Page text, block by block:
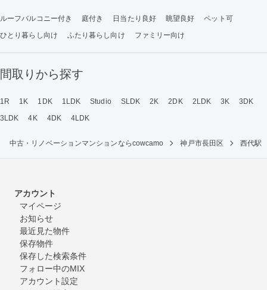
ルーフバルコニー付き 庭付き 日当たり良好 眺望良好
ペット可
ひとり暮らし向け
ふたり暮らし向け ファミリー向け
間取りから探す
1R 1K 1DK 1LDK Studio SLDK 2K 2DK 2LDK 3K
3DK
3LDK
4K 4DK 4LDK
中古・リノベーションマンションならcowcamo 神戸市長田区 西代駅
アカウント
マイページ
お知らせ
最近見た物件
保存物件
保存した検索条件
フォロー中のMIX
アカウント設定